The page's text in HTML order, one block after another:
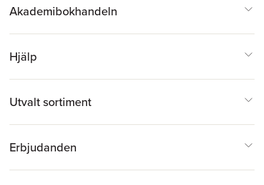
Akademibokhandeln
Hjälp
Utvalt sortiment
Erbjudanden